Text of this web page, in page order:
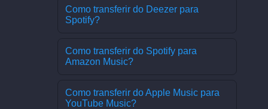
Como transferir do Deezer para
Spotify?
Como transferir do Spotify para
Amazon Music?
Como transferir do Apple Music para
YouTube Music?